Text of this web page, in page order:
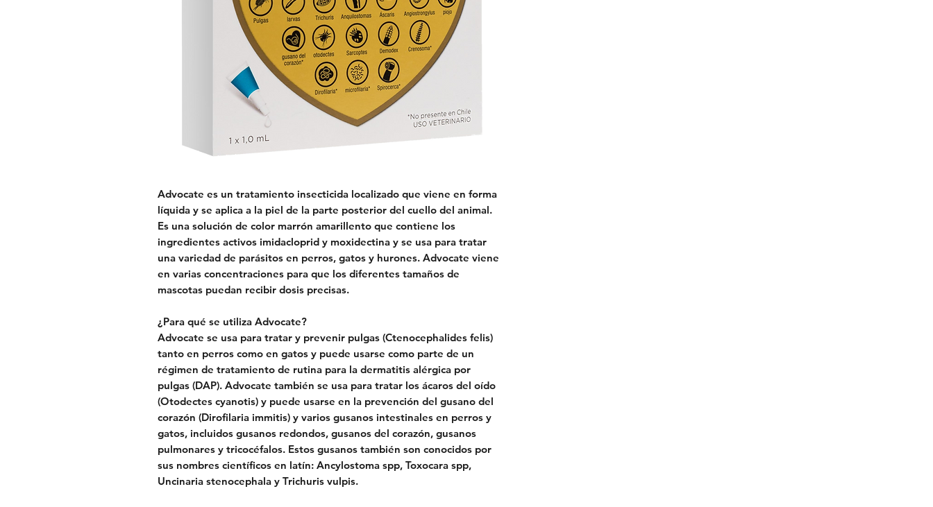
Advocate es un tratamiento insecticida localizado que viene en forma
líquida y se aplica a la piel de la parte posterior del cuello del animal.
Es una solución de color marrón amarillento que contiene los
ingredientes activos imidacloprid y moxidectina y se usa para tratar
una variedad de parásitos en perros, gatos y hurones. Advocate viene
en varias concentraciones para que los diferentes tamaños de
mascotas puedan recibir dosis precisas.
¿Para qué se utiliza Advocate?
Advocate se usa para tratar y prevenir pulgas (Ctenocephalides felis)
tanto en perros como en gatos y puede usarse como parte de un
régimen de tratamiento de rutina para la dermatitis alérgica por
pulgas (DAP). Advocate también se usa para tratar los ácaros del oído
(Otodectes cyanotis) y puede usarse en la prevención del gusano del
corazón (Dirofilaria immitis) y varios gusanos intestinales en perros y
gatos, incluidos gusanos redondos, gusanos del corazón, gusanos
pulmonares y tricocéfalos. Estos gusanos también son conocidos por
sus nombres científicos en latín: Ancylostoma spp, Toxocara spp,
Uncinaria stenocephala y Trichuris vulpis.